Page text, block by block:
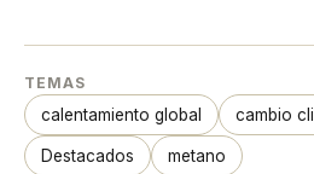
TEMAS
calentamiento global cambio
Destacados metano